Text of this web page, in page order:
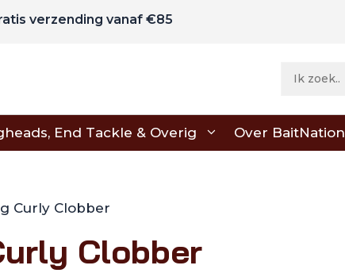
verzending vanaf €85
End Tackle & Overig Over BaitNation
Curly Clobber
Clobber